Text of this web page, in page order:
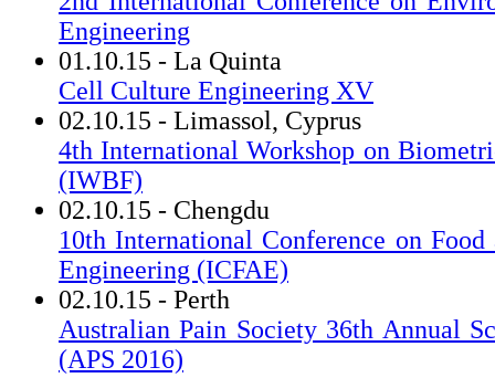
Engineering
01.10.15 - La Quinta
Cell Culture Engineering XV
02.10.15 - Limassol, Cyprus
4th International Workshop on
(IWBF)
02.10.15 - Chengdu
10th International Conference on
Engineering (ICFAE)
02.10.15 - Perth
Australian Pain Society 36th Annual
(APS 2016)